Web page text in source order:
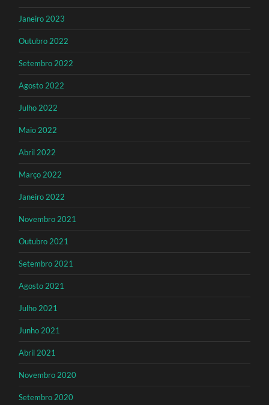
Janeiro 2023
Outubro 2022
Setembro 2022
Agosto 2022
Julho 2022
Maio 2022
Abril 2022
Março 2022
Janeiro 2022
Novembro 2021
Outubro 2021
Setembro 2021
Agosto 2021
Julho 2021
Junho 2021
Abril 2021
Novembro 2020
Setembro 2020